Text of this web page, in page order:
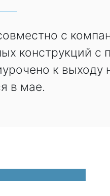
с
конструкций
к выходу
в мае.